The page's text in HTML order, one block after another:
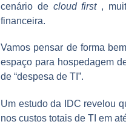
cenário de cloud first,
financeira.
Vamos pensar de forma
espaço para hospedagem
de “despesa de TI”.
Um estudo da IDC revelou
nos custos totais de TI em